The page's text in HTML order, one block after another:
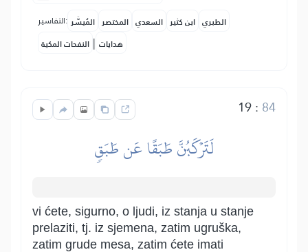
التفاسير: المُيسَّر المختصر السعدي ابن كثير الطبري
النفحات المكية | هدايات
19: 84
لَتَرۡكَبُنَّ طَبَقًا عَن طَبَقٖ
vi ćete, sigurno, o ljudi, iz stanja u stanje
prelaziti, tj. iz sjemena, zatim ugruška,
zatim grude mesa, zatim ćete imati